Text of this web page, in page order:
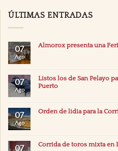
ÚLTIMAS ENTRADAS
07
Ago
Almorox presenta una
07
Ago
Listos los de San Pelayo
Puerto
07
Ago
Orden de lidia para la
07 Corrida de toros mixta en